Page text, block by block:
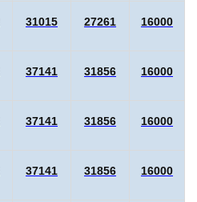
31015 27261 16000
37141 31856 16000
37141 31856 16000
37141 31856 16000